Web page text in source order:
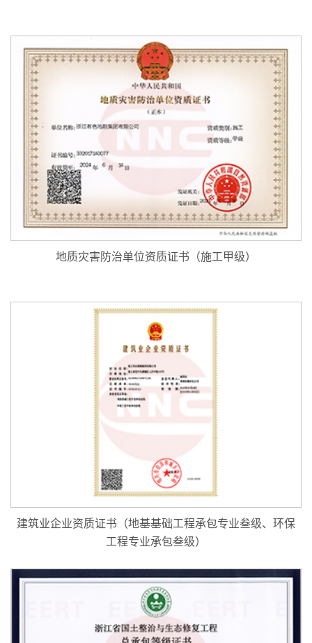
地质灾害防治单位资质证书（施工甲级）
建筑业企业资质证书（地基基础工程承包专业叁级、环保
工程专业承包叁级）